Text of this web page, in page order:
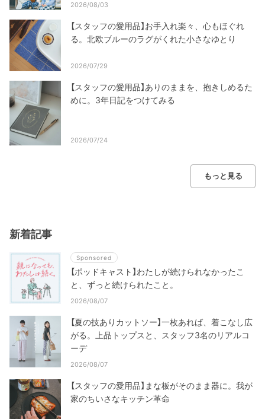
2026/08/03
【スタッフの愛用品】お手入れ楽々、心もほぐれ
る。北欧ブルーのラグがくれた小さなゆとり
2026/07/29
【スタッフの愛用品】ありのままを、抱きしめるた
めに。3年日記をつけてみる
2026/07/24
もっと見る
新着記事
Sponsored
【ポッドキャスト】わたしが続けられなかったこ
と、ずっと続けられたこと。
2026/08/07
【夏の技ありカットソー】一枚あれば、着こなし広
がる。上品トップスと、スタッフ3名のリアルコ
ーデ
2026/08/07
【スタッフの愛用品】まな板がそのまま器に。我が
家のちいさなキッチン革命